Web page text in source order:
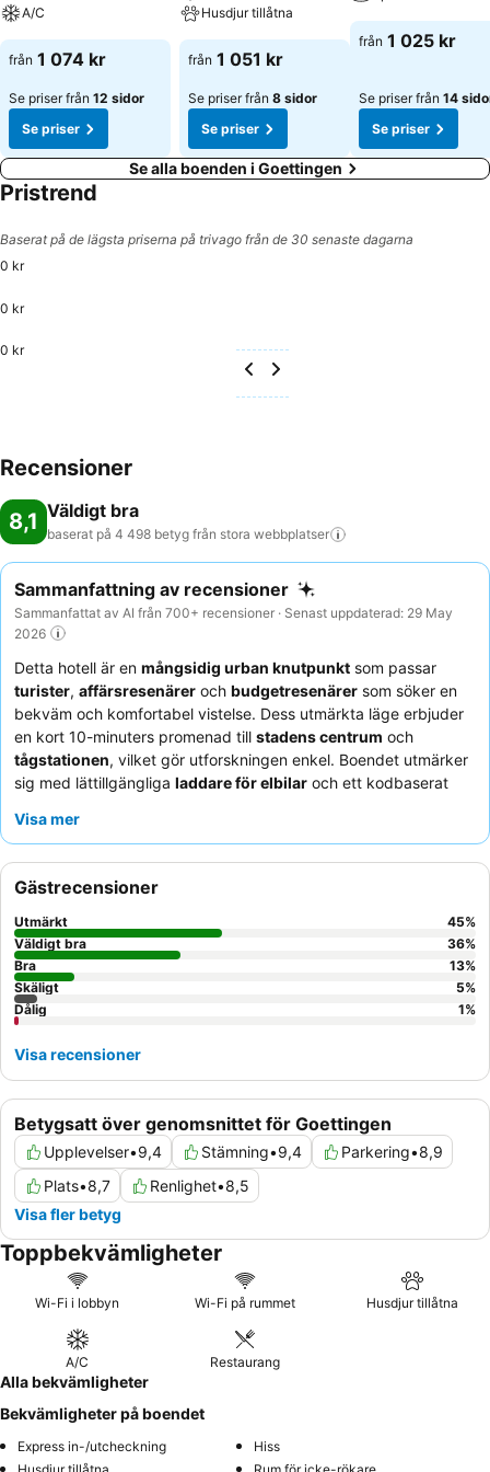
A/C
från 1 074 kr
Se priser från 12 sidor
Se priser
Husdjur tillåtna
från 1 051 kr
Se priser från 8 sidor
Se priser
från 1 025 kr
Se priser från 14
Se priser
Se alla boenden i Goettingen
Pristrend
Baserat på de lägsta priserna på trivago från de 30 senaste dagarna
0 kr
0 kr
0 kr
Recensioner
8,1 Väldigt bra
baserat på 4 498 betyg från stora webbplatser
Sammanfattning av recensioner
Sammanfattat av AI från 700+ recensioner · Senast uppdaterad: 29 May
2026
Detta hotell är en mångsidig urban knutpunkt som passar
turister, affärsresenärer och budgetresenärer som söker en
bekväm och komfortabel vistelse. Dess utmärkta läge erbjuder
en kort 10-minuters promenad till stadens centrum och
tågstationen, vilket gör utforskningen enkel. Boendet utmärker
sig med lättillgängliga laddare för elbilar och ett kodbaserat
konsekvent den
upplevelse, överväg att be om ett rum som vetter bort från
järnvägsspåren.
Visa mer
Betygsatt över genomsnittet för Goettingen
Upplevelser•9,4 Stämning•9,4 Parkering•8,9
Plats•8,7 Renlighet•8,5
Visa fler betyg
Gästrecensioner
Utmärkt 45%
Väldigt bra
36%
Bra
13%
Skäligt
5%
Dålig
1%
Visa recensioner
Toppbekvämligheter
Wi-Fi i lobbyn Wi-Fi på rummet Husdjur tillåtna
A/C Restaurang
Alla bekvämligheter
Bekvämligheter på boendet
Express in-/utcheckning
Hiss